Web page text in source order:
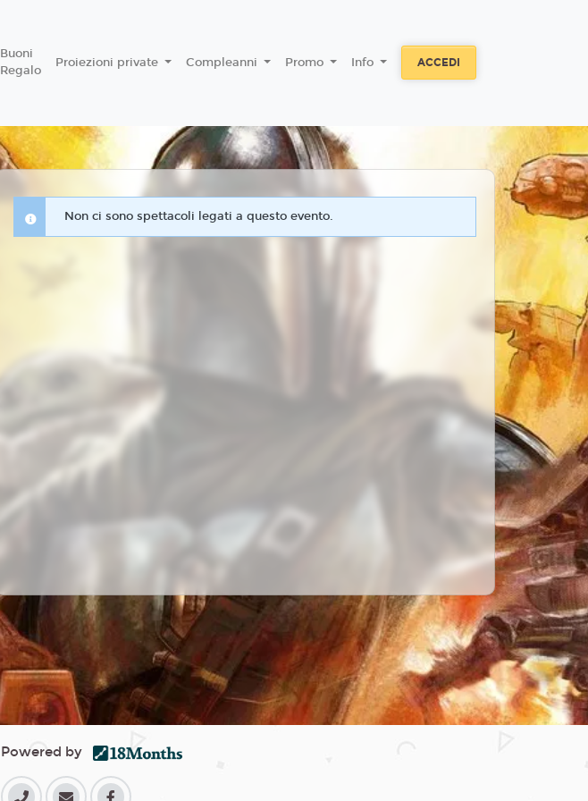
Buoni
Regalo
Proiezioni private Compleanni Promo Info ACCEDI
Non ci sono spettacoli legati a questo evento.
Powered by